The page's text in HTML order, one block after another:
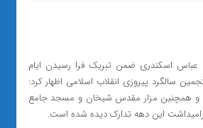
عباس اسکندری ضمن تبریک فرا رسیدن ایام
سالگرد پیروزی انقلاب اسلامی اظهار کرد:
اساس در ۲۰ بقعه و همچنین مزار مقدس شیخان و مسجد جامع
این دهه تدارک دیده شده است.